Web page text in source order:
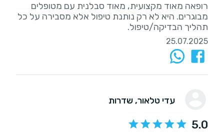
רופאה מאוד מקצועית, מאוד סבלנית עם מטופלים
מבוגרים. היא לא רק נותנת טיפול אלא מסבירה על כל
תהליך הבדיקה/טיפול.
25.07.2025
עדי טלאור, שדרות
5.0